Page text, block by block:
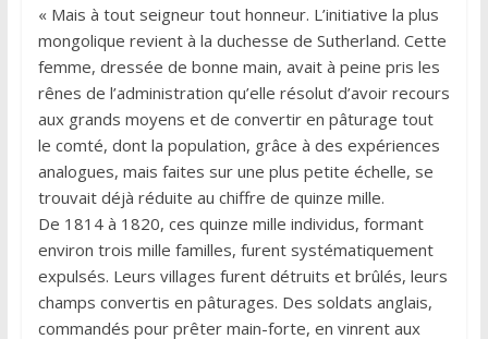
« Mais à tout seigneur tout honneur. L’initiative la plus
mongolique revient à la duchesse de Sutherland. Cette
femme, dressée de bonne main, avait à peine pris les
rênes de l’administration qu’elle résolut d’avoir recours
aux grands moyens et de convertir en pâturage tout
le comté, dont la population, grâce à des expériences
analogues, mais faites sur une plus petite échelle, se
trouvait déjà réduite au chiffre de quinze mille.
De 1814 à 1820, ces quinze mille individus, formant
environ trois mille familles, furent systématiquement
expulsés. Leurs villages furent détruits et brûlés, leurs
champs convertis en pâturages. Des soldats anglais,
commandés pour prêter main-forte, en vinrent aux